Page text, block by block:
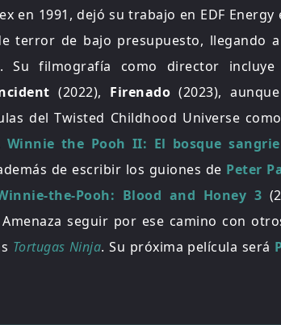
en 1991, dejó su trabajo en EDF Energy
terror de bajo presupuesto, llegando
Su filmografía como director incluye
(2022), Firenado(2023),
del Twisted Childhood Universe como
Winnie the Pooh II: El bosque
de escribir los guiones de Peter
the-Pooh: Blood and Honey 3
seguir por ese camino con
Tortugas Ninja. Su próxima película será